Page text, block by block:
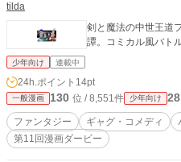
tilda
剣と魔法の中世王道
譚。コミカル風バト
少年向け 連載中
24h.ポイント 14pt
一般漫画 130 位 / 8,551件 少年向け 28
ファンタジー ギャグ・コメディ
第11回漫画ダービー